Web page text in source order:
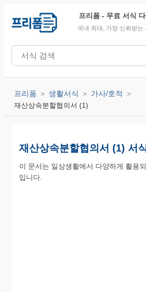
프리폼 - 무료 서식
국내 최대, 가장 신뢰받는
프리폼 생활서식 가사/호적
재산상속분할협의서 (1)
재산상속분할협의서 (1) 서
이 문서는 일상생활에서 다양하게 활용
입니다.